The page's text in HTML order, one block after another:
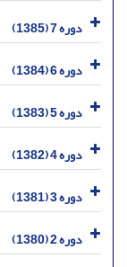
دوره 7 (1385)
دوره 6 (1384)
دوره 5 (1383)
دوره 4 (1382)
دوره 3 (1381)
دوره 2 (1380)